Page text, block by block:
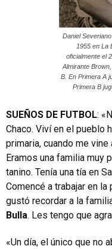
Daniel
1955 en La
oficialmente el
Almirante
B. En Primera A
Primera B
SUEÑOS DE FUTBOL:
Chaco. Viví en el pueblo
primaria, cuando me
Eramos una familia muy
tanino. Tenía una tía en
Comencé a trabajar en
gustó recordar a la
Bulla. Les tengo que
«Un día, el único que no